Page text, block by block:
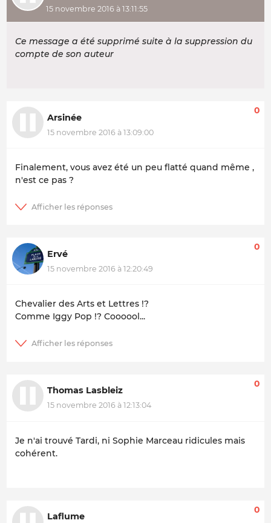
15 novembre 2016 à 13:11:55
Ce message a été supprimé suite à la suppression du
compte de son auteur
Arsinée
15 novembre 2016 à 13:09:00
0
Finalement, vous avez été un peu flatté quand même ,
n'est ce pas ?
Ervé
15 novembre 2016 à 12:20:49
0
Chevalier des Arts et Lettres !?
Comme Iggy Pop !? Coooool...
Thomas Lasbleiz
15 novembre 2016 à 12:13:04
0
Je n'ai trouvé Tardi, ni Sophie Marceau ridicules mais
cohérent.
Laflume
0